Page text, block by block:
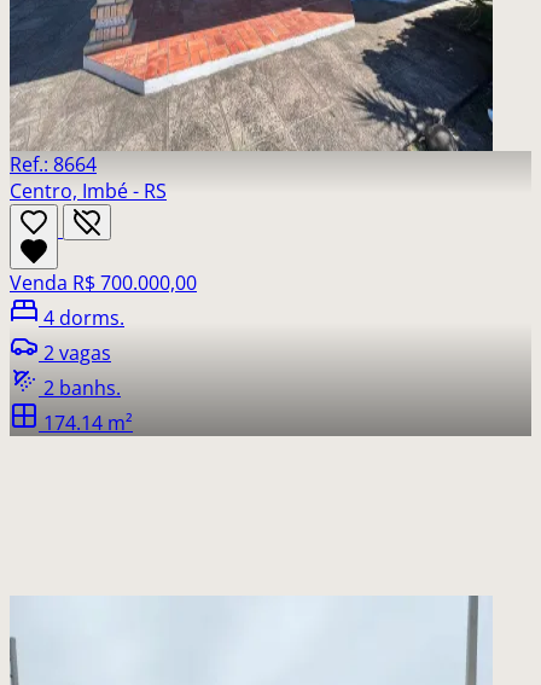
Ref.: 8664
Centro, Imbé - RS
Venda R$ 700.000,00
4 dorms.
2 vagas
2 banhs.
174.14 m²